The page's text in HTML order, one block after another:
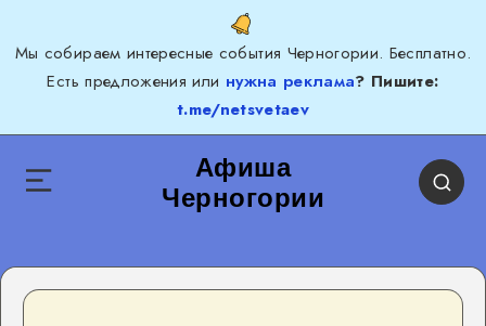
Мы собираем интересные события Черногории. Бесплатно.
Есть предложения или нужна реклама? Пишите:
t.me/netsvetaev
Афиша
Черногории